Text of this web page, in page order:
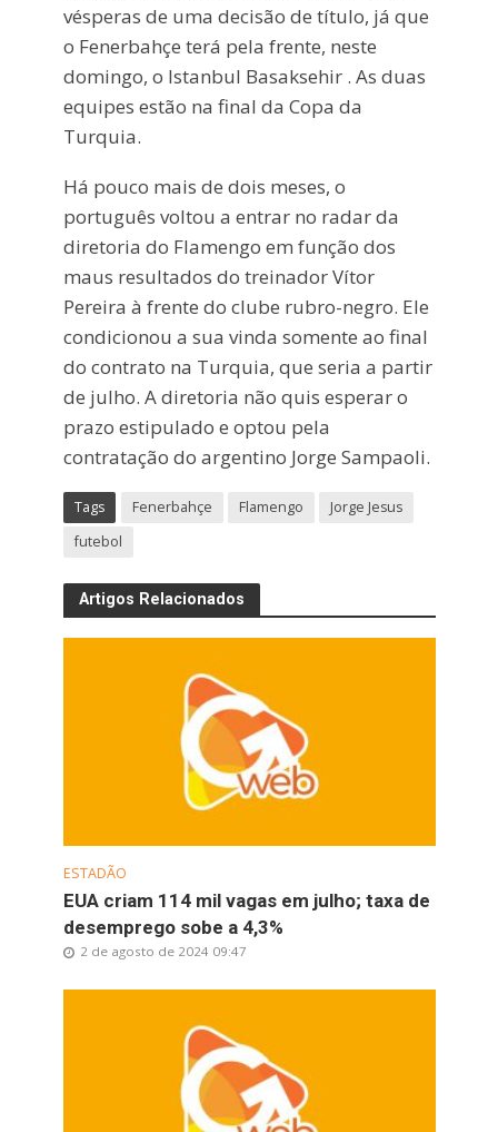
vésperas de uma decisão de título, já que
o Fenerbahçe terá pela frente, neste
domingo, o Istanbul Basaksehir . As duas
equipes estão na final da Copa da
Turquia.
Há pouco mais de dois meses, o
português voltou a entrar no radar da
diretoria do Flamengo em função dos
maus resultados do treinador Vítor
Pereira à frente do clube rubro-negro. Ele
condicionou a sua vinda somente ao final
do contrato na Turquia, que seria a partir
de julho. A diretoria não quis esperar o
prazo estipulado e optou pela
contratação do argentino Jorge Sampaoli.
Tags Fenerbahçe Flamengo
Jorge Jesus
futebol
Artigos Relacionados
ESTADÃO
EUA criam 114 mil vagas em julho; taxa de
desemprego sobe a 4,3%
2 de agosto de 2024 09:47